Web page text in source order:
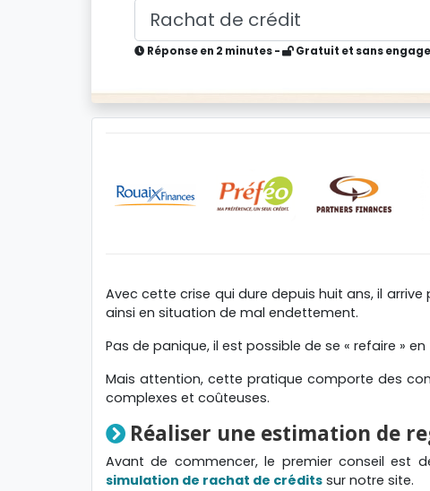
Réponse en 2 minutes - Gratuit et sans
Avec cette crise qui dure depuis huit ans, il
ainsi en situation de mal endettement.
Pas de panique, il est possible de se « refaire »
Mais attention, cette pratique comporte des
complexes et coûteuses.
Réaliser une estimation de
Avant de commencer, le premier conseil est
simulation de rachat de crédits sur notre site.